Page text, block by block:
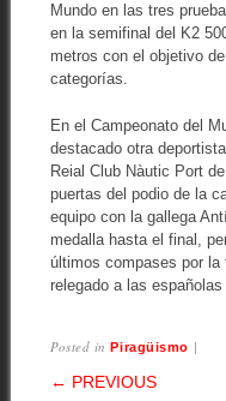
Mundo en las tres
en la semifinal del K2
metros con el objetivo
categorías.
En el Campeonato del
destacado otra
Reial Club Nàutic Port
puertas del podio de la
equipo con la gallega
medalla hasta el final,
últimos compases por la
relegado a las
Posted inPiragüismo |
POST
← PREVIOUS